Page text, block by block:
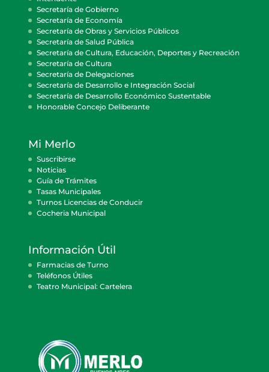
Secretaría de Gobierno
Secretaría de Economía
Secretaría de Obras y Servicios Públicos
Secretaría de Salud Pública
Secretaría de Cultura, Educación, Deportes y Recreación
Secretaría de Cultura
Secretaría de Delegaciones
Secretaría de Desarrollo e Integración Social
Secretaría de Desarrollo Económico Sustentable
Honorable Concejo Deliberante
Mi Merlo
Suscribirse
Noticias
Guía de Trámites
Tasas Municipales
Turnos Licencias de Conducir
Cocheria Municipal
Información Útil
Farmacias de Turno
Teléfonos Útiles
Teatro Municipal: Cartelera